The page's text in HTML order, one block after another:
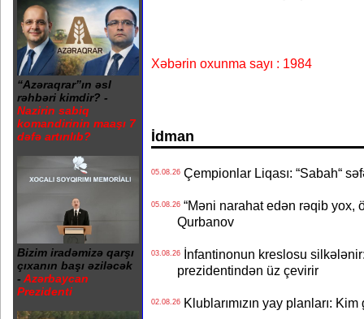
“Azəraqrar”ın əsl
rəhbəri kimdir? -
Nazirin sabiq
komandirinin maaşı 7
dəfə artırılıb?
Bizim iradəmizə qarşı
çıxanın başı əziləcək
- Azərbaycan
Prezidenti
Xəbərin oxunma sayı : 1984
İdman
05.08.26Çempionlar Liqası: “Sabah“
05.08.26“Məni narahat edən rəqib yox,
Qurbanov
03.08.26İnfantinonun kreslosu
prezidentindən üz çevirir
02.08.26Klublarımızın yay planları: